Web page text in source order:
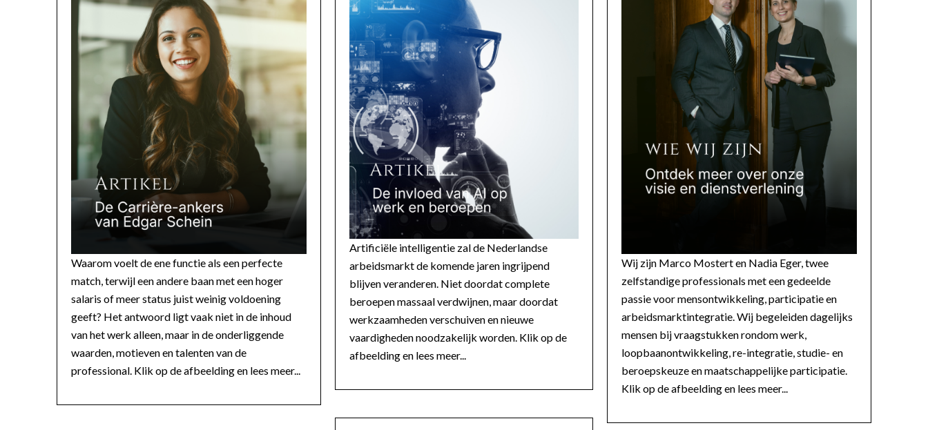
Waarom voelt de ene functie als een perfecte
match, terwijl een andere baan met een hoger
salaris of meer status juist weinig voldoening
geeft? Het antwoord ligt vaak niet in de inhoud
van het werk alleen, maar in de onderliggende
waarden, motieven en talenten van de
professional. Klik op de afbeelding en lees meer...
Artificiële intelligentie zal de Nederlandse
arbeidsmarkt de komende jaren ingrijpend
blijven veranderen. Niet doordat complete
beroepen massaal verdwijnen, maar doordat
werkzaamheden verschuiven en nieuwe
vaardigheden noodzakelijk worden. Klik op de
afbeelding en lees meer...
Wij zijn Marco Mostert en Nadia Eger, twee
zelfstandige professionals met een gedeelde
passie voor mensontwikkeling, participatie en
arbeidsmarktintegratie. Wij begeleiden dagelijks
mensen bij vraagstukken rondom werk,
loopbaanontwikkeling, re-integratie, studie- en
beroepskeuze en maatschappelijke participatie.
Klik op de afbeelding en lees meer...